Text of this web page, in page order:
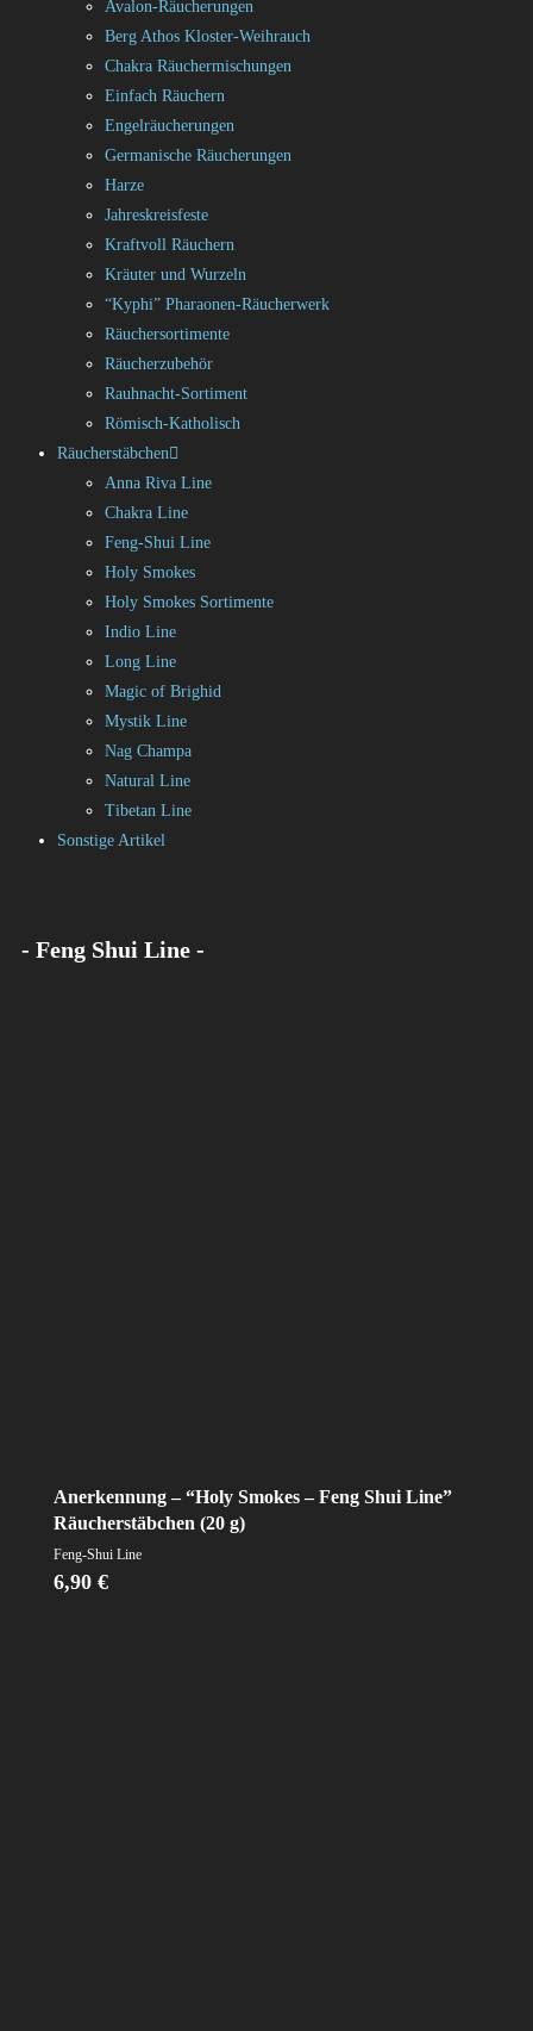
Avalon-Räucherungen
Berg Athos Kloster-Weihrauch
Chakra Räuchermischungen
Einfach Räuchern
Engelräucherungen
Germanische Räucherungen
Harze
Jahreskreisfeste
Kraftvoll Räuchern
Kräuter und Wurzeln
“Kyphi” Pharaonen-Räucherwerk
Räuchersortimente
Räucherzubehör
Rauhnacht-Sortiment
Römisch-Katholisch
Räucherstäbchen
Anna Riva Line
Chakra Line
Feng-Shui Line
Holy Smokes
Holy Smokes Sortimente
Indio Line
Long Line
Magic of Brighid
Mystik Line
Nag Champa
Natural Line
Tibetan Line
Sonstige Artikel
- Feng Shui Line -
Anerkennung – “Holy Smokes – Feng Shui Line”
Räucherstäbchen (20 g)
Feng-Shui Line
6,90 €